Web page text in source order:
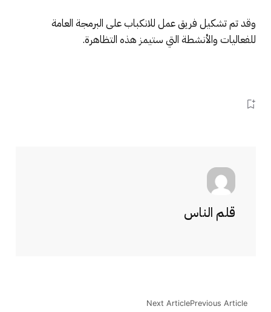
وقد تم تشكيل فريق عمل للانكباب على البرمجة العامة
للفعاليات والأنشطة التي ستيمز هذه التظاهرة.
قلم الناس
Previous Article
Next Article